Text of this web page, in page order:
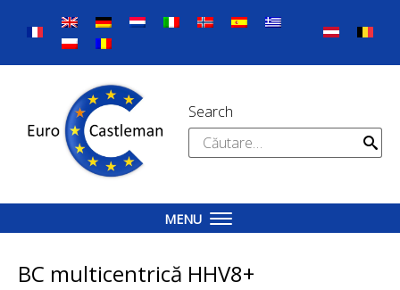
content
Search
Caută
după:
MENU
BC multicentrică HHV8+